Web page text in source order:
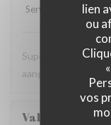
lien
ou
vos
Service
Super vriendelijke
aangenaam kader,
Valerie